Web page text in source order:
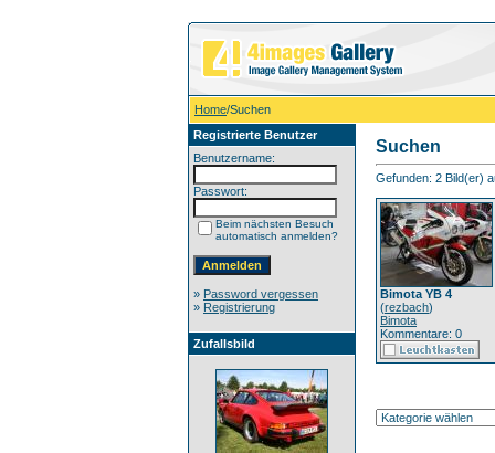
Home/Suchen
Registrierte Benutzer
Benutzername:
Passwort:
Beim nächsten Besuch
automatisch anmelden?
» Password vergessen
» Registrierung
Zufallsbild
Suchen
Gefunden: 2 Bild(er)
Bimota YB 4
(rezbach)
Bimota
Kommentare: 0